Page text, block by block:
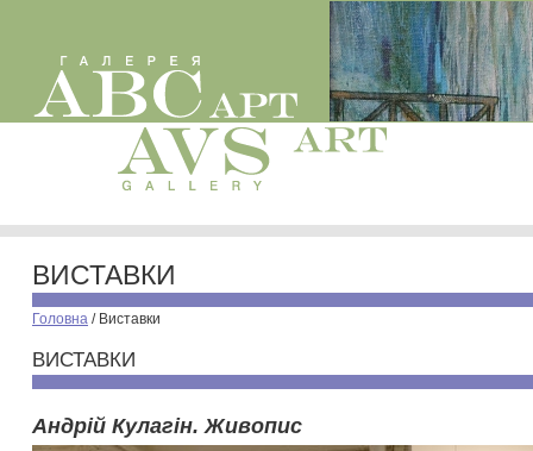
ВИСТАВКИ
Головна / Виставки
ВИСТАВКИ
Андрій Кулагін. Живопис